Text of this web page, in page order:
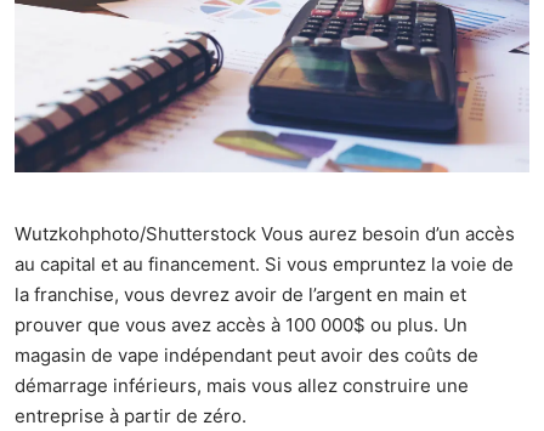
Wutzkohphoto/Shutterstock Vous aurez besoin d’un accès
au capital et au financement. Si vous empruntez la voie de
la franchise, vous devrez avoir de l’argent en main et
prouver que vous avez accès à 100 000$ ou plus. Un
magasin de vape indépendant peut avoir des coûts de
démarrage inférieurs, mais vous allez construire une
entreprise à partir de zéro.